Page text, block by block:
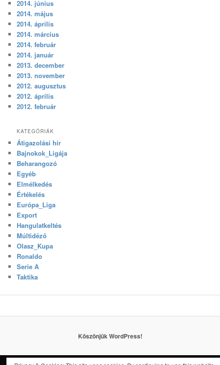
2014. június
2014. május
2014. április
2014. március
2014. február
2014. január
2013. december
2013. november
2012. augusztus
2012. április
2012. február
KATEGÓRIÁK
Átigazolási hír
Bajnokok_Ligája
Beharangozó
Egyéb
Elmélkedés
Értékelés
Európa_Liga
Export
Hangulatkeltés
Múltidéző
Olasz_Kupa
Ronaldo
Serie A
Taktika
Köszönjük WordPress!